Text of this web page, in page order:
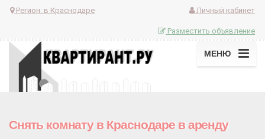
Регион: в Краснодаре Личный кабинет
Разместить объявление
МЕНЮ
Снять комнату в Краснодаре в аренду